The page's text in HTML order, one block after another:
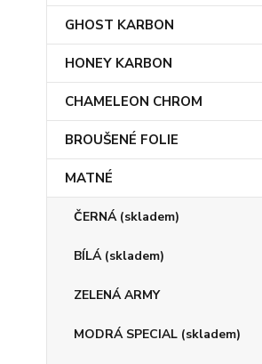
GHOST KARBON
HONEY KARBON
CHAMELEON CHROM
BROUŠENÉ FOLIE
MATNÉ
ČERNÁ (skladem)
BÍLÁ (skladem)
ZELENÁ ARMY
MODRÁ SPECIAL (skladem)